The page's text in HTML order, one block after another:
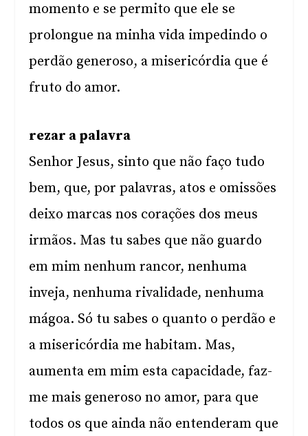
momento e se permito que ele se
prolongue na minha vida impedindo o
perdão generoso, a misericórdia que é
fruto do amor.
rezar a palavra
Senhor Jesus, sinto que não faço tudo
bem, que, por palavras, atos e omissões
deixo marcas nos corações dos meus
irmãos. Mas tu sabes que não guardo
em mim nenhum rancor, nenhuma
inveja, nenhuma rivalidade, nenhuma
mágoa. Só tu sabes o quanto o perdão e
a misericórdia me habitam. Mas,
aumenta em mim esta capacidade, faz-
me mais generoso no amor, para que
todos os que ainda não entenderam que